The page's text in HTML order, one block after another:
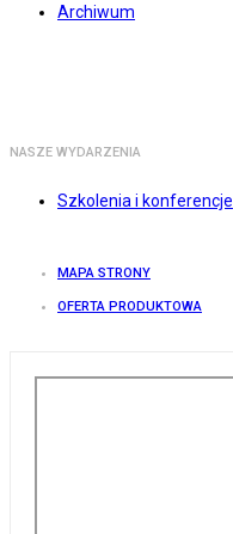
Archiwum
NASZE WYDARZENIA
Szkolenia i konferencje
MAPA STRONY
OFERTA PRODUKTOWA